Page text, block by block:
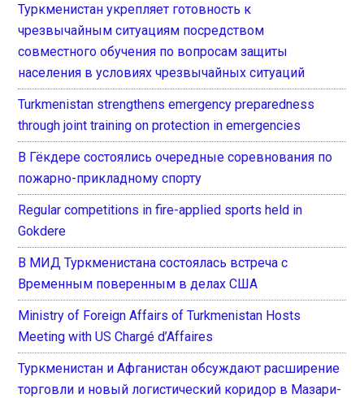
Туркменистан укрепляет готовность к
чрезвычайным ситуациям посредством
совместного обучения по вопросам защиты
населения в условиях чрезвычайных ситуаций
Turkmenistan strengthens emergency preparedness
through joint training on protection in emergencies
В Гёкдере состоялись очередные соревнования по
пожарно-прикладному спорту
Regular competitions in fire-applied sports held in
Gokdere
В МИД Туркменистана состоялась встреча с
Временным поверенным в делах США
Ministry of Foreign Affairs of Turkmenistan Hosts
Meeting with US Chargé d’Affaires
Туркменистан и Афганистан обсуждают расширение
торговли и новый логистический коридор в Мазари-